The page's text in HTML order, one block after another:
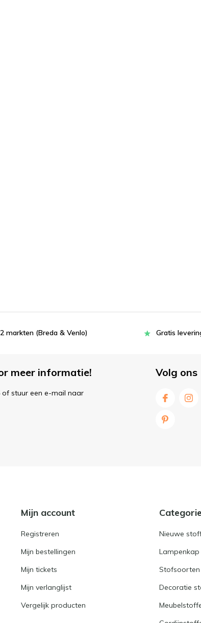
markten (Breda & Venlo) Gratis
meer informatie!
of stuur een e-mail naar
Volg ons
Mijn account
Registreren
Mijn bestellingen
Mijn tickets
Mijn verlanglijst
Vergelijk producten
Nieuwe
Stofsoorten
Decoratie